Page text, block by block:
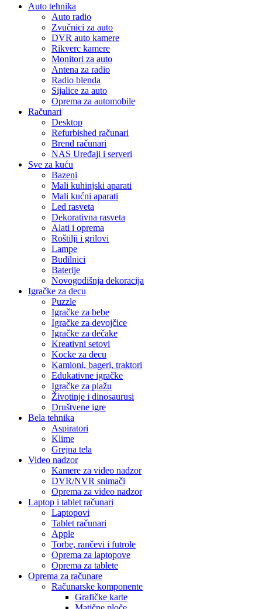
Auto tehnika
Auto radio
Zvučnici za auto
DVR auto kamere
Rikverc kamere
Monitori za auto
Antena za radio
Radio blenda
Sijalice za auto
Oprema za automobile
Računari
Desktop
Refurbished računari
Brend računari
NAS Uređaji i serveri
Sve za kuću
Bazeni
Mali kuhinjski aparati
Mali kućni aparati
Led rasveta
Dekorativna rasveta
Alati i oprema
Roštilji i grilovi
Lampe
Budilnici
Baterije
Novogodišnja dekoracija
Igračke za decu
Puzzle
Igračke za bebe
Igračke za devojčice
Igračke za dečake
Kreativni setovi
Kocke za decu
Kamioni, bageri, traktori
Edukativne igračke
Igračke za plažu
Životinje i dinosaurusi
Društvene igre
Bela tehnika
Aspiratori
Klime
Grejna tela
Video nadzor
Kamere za video nadzor
DVR/NVR snimači
Oprema za video nadzor
Laptop i tablet računari
Laptopovi
Tablet računari
Apple
Torbe, rančevi i futrole
Oprema za laptopove
Oprema za tablete
Oprema za računare
Računarske komponente
Grafičke karte